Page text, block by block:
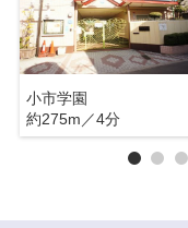
小市学園
約275m／4分